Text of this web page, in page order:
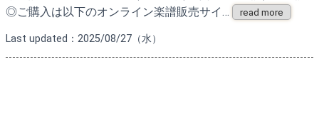
◎ご購入は以下のオンライン楽譜販売サイ…
read more
Last updated：2025/08/27（水）